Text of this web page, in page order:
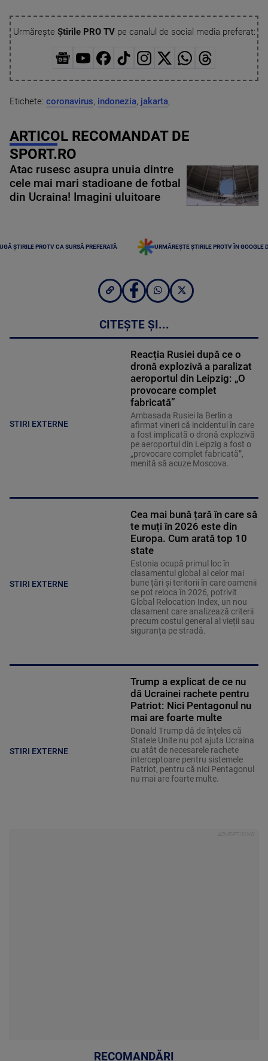
Urmărește Știrile PRO TVpe canalul de social media preferat:
Etichete: coronavirus, indonezia, jakarta,
ARTICOL RECOMANDAT DE
SPORT.RO
Atac rusesc asupra unuia dintre
cele mai mari stadioane de fotbal
din Ucraina! Imagini uluitoare
ȘTIRILE PROTV CA SURSĂ PREFERATĂ URMĂREȘTE ȘTIRILE PROTV ÎN GOOGLE
CITEȘTE ȘI...
STIRI EXTERNE
Reacția Rusiei după ce o
dronă explozivă a paralizat
aeroportul din Leipzig: „O
provocare complet
fabricată”
Ambasada Rusiei la Berlin a
afirmat vineri că incidentul în care
a fost implicată o dronă explozivă
pe aeroportul din Leipzig a fost o
„provocare complet fabricată”,
menită să acuze Moscova.
STIRI EXTERNE
Cea mai bună țară în care să
te muți în 2026 este din
Europa. Cum arată top 10
state
Estonia ocupă primul loc în
clasamentul global al celor mai
bune țări și teritorii în care oamenii
se pot reloca în 2026, potrivit
Global Relocation Index, un nou
clasament care analizează criterii
precum costul general al vieții sau
siguranța pe stradă.
STIRI EXTERNE
Trump a explicat de ce nu
dă Ucrainei rachete pentru
Patriot: Nici Pentagonul nu
mai are foarte multe
Donald Trump dă de înțeles că
Statele Unite nu pot ajuta Ucraina
cu atât de necesarele rachete
interceptoare pentru sistemele
Patriot, pentru că nici Pentagonul
nu mai are foarte multe.
RECOMANDĂRI